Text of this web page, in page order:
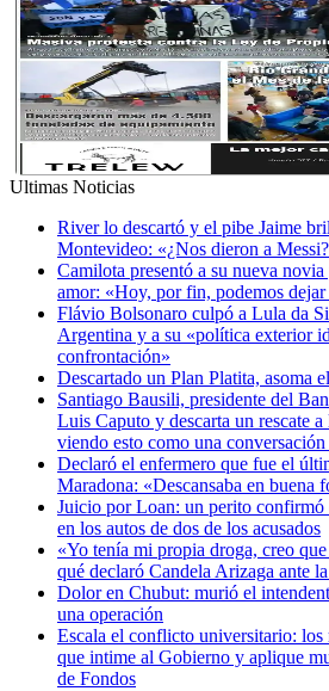
Ultimas Noticias
River lo descartó y el pibe Jaime
Montevideo: «¿Nos dieron a
Camilota presentó a su nueva
amor: «Hoy, por fin, podemos dejar
Flávio Bolsonaro culpó a Lula da
Argentina y a su «política exterior
confrontación»
Descartado un Plan Platita, asoma
Santiago Bausili, presidente del
Luis Caputo y descarta un rescate
viendo esto como una
Declaró el enfermero que fue el
Maradona: «Descansaba en buena
Juicio por Loan: un perito confirmó
en los autos de dos de los acusados
«Yo tenía mi propia droga, creo
qué declaró Candela Arizaga ante
Dolor en Chubut: murió el
una operación
Escala el conflicto universitario: los
que intime al Gobierno y aplique
de Fondos